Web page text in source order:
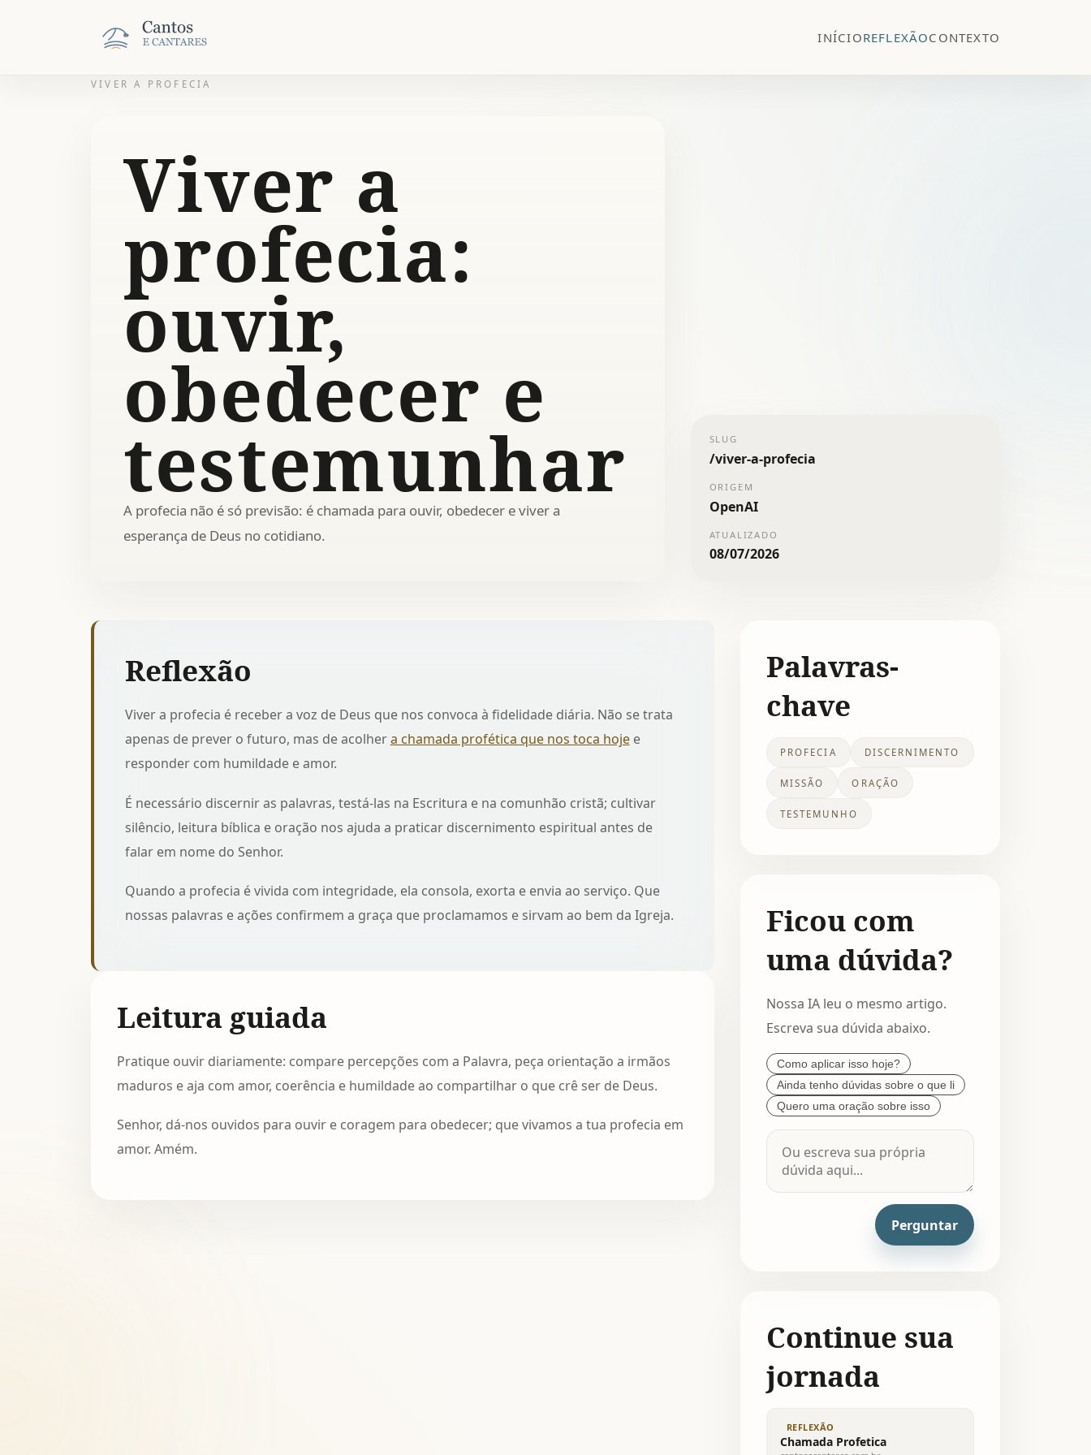
INÍCIOREFLEXÃOCONTEXTO
VIVER A PROFECIA
Viver a
profecia:
ouvir,
obedecer e
testemunhar
A profecia não é só previsão: é chamada para ouvir, obedecer e viver a
esperança de Deus no cotidiano.
SLUG
/viver-a-profecia
ORIGEM
OpenAI
ATUALIZADO
08/07/2026
Reflexão
Viver a profecia é receber a voz de Deus que nos convoca à fidelidade diária. Não se trata
apenas de prever o futuro, mas de acolhera chamada profética que nos toca hojee
responder com humildade e amor.
É necessário discernir as palavras, testá‑las na Escritura e na comunhão cristã; cultivar
silêncio, leitura bíblica e oração nos ajuda a praticar discernimento espiritual antes de
falar em nome do Senhor.
Quando a profecia é vivida com integridade, ela consola, exorta e envia ao serviço. Que
nossas palavras e ações confirmem a graça que proclamamos e sirvam ao bem da Igreja.
Leitura guiada
Pratique ouvir diariamente: compare percepções com a Palavra, peça orientação a irmãos
maduros e aja com amor, coerência e humildade ao compartilhar o que crê ser de Deus.
Senhor, dá-nos ouvidos para ouvir e coragem para obedecer; que vivamos a tua profecia em
amor. Amém.
Palavras-
chave
PROFECIA DISCERNIMENTO
MISSÃO ORAÇÃO
TESTEMUNHO
Ficou com
uma dúvida?
Nossa IA leu o mesmo artigo.
Escreva sua dúvida abaixo.
Como aplicar isso hoje?
Ainda tenho dúvidas sobre o que li
Quero uma oração sobre isso
Perguntar
Continue sua
jornada
REFLEXÃO
Chamada Profetica